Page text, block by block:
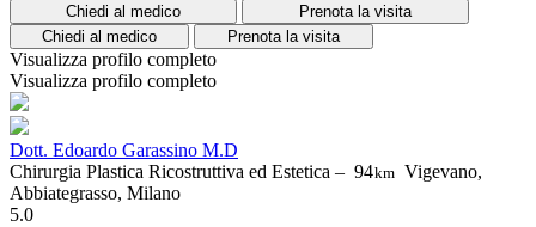
Chiedi al medico
Prenota la visita
Chiedi al medico
Prenota la visita
Visualizza profilo completo
Visualizza profilo completo
Dott. Edoardo Garassino M.D
Chirurgia Plastica Ricostruttiva ed Estetica – 94km Vigevano,
Abbiategrasso, Milano
5.0